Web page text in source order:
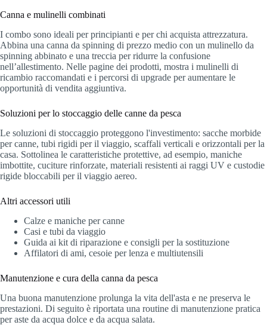
Canna e mulinelli combinati
I combo sono ideali per principianti e per chi acquista attrezzatura.
Abbina una canna da spinning di prezzo medio con un mulinello da
spinning abbinato e una treccia per ridurre la confusione
nell’allestimento. Nelle pagine dei prodotti, mostra i mulinelli di
ricambio raccomandati e i percorsi di upgrade per aumentare le
opportunità di vendita aggiuntiva.
Soluzioni per lo stoccaggio delle canne da pesca
Le soluzioni di stoccaggio proteggono l'investimento: sacche morbide
per canne, tubi rigidi per il viaggio, scaffali verticali e orizzontali per la
casa. Sottolinea le caratteristiche protettive, ad esempio, maniche
imbottite, cuciture rinforzate, materiali resistenti ai raggi UV e custodie
rigide bloccabili per il viaggio aereo.
Altri accessori utili
Calze e maniche per canne
Casi e tubi da viaggio
Guida ai kit di riparazione e consigli per la sostituzione
Affilatori di ami, cesoie per lenza e multiutensili
Manutenzione e cura della canna da pesca
Una buona manutenzione prolunga la vita dell'asta e ne preserva le
prestazioni. Di seguito è riportata una routine di manutenzione pratica
per aste da acqua dolce e da acqua salata.